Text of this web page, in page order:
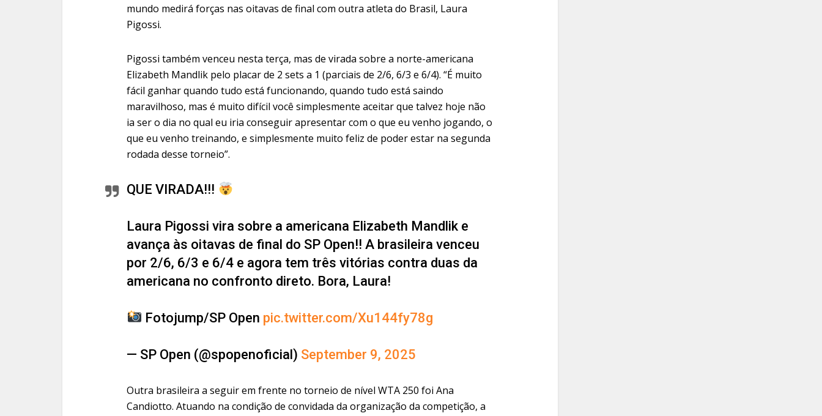
mundo medirá forças nas oitavas de final com outra atleta do Brasil, Laura
Pigossi.
Pigossi também venceu nesta terça, mas de virada sobre a norte-americana
Elizabeth Mandlik pelo placar de 2 sets a 1 (parciais de 2/6, 6/3 e 6/4). “É muito
fácil ganhar quando tudo está funcionando, quando tudo está saindo
maravilhoso, mas é muito difícil você simplesmente aceitar que talvez hoje não
ia ser o dia no qual eu iria conseguir apresentar com o que eu venho jogando, o
que eu venho treinando, e simplesmente muito feliz de poder estar na segunda
rodada desse torneio”.
QUE VIRADA!!!
Laura Pigossi vira sobre a americana Elizabeth Mandlik e
avança às oitavas de final do SP Open!! A brasileira venceu
por 2/6, 6/3 e 6/4 e agora tem três vitórias contra duas da
americana no confronto direto. Bora, Laura!
Fotojump/SP Open pic.twitter.com/Xu144fy78g
— SP Open (@spopenoficial) September 9, 2025
Outra brasileira a seguir em frente no torneio de nível WTA 250 foi Ana
Candiotto. Atuando na condição de convidada da organização da competição, a